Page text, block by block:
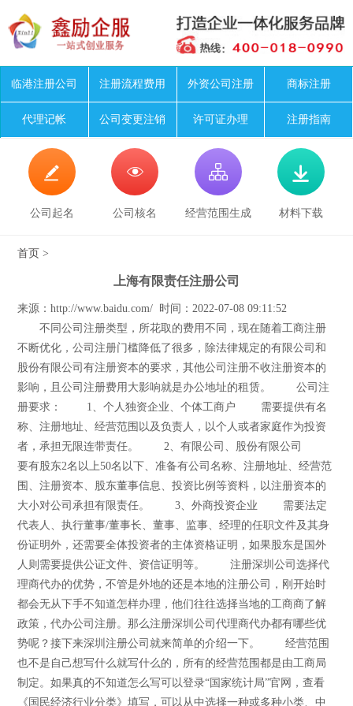
临港注册公司 注册流程费用 外资公司注册 商标注册
代理记帐 公司变更注销 许可证办理 注册指南

公司起名

公司核名

经营范围生成

材料下载
首页 >
上海有限责任注册公司
来源：http://www.baidu.com/ 时间：2022-07-08 09:11:52
不同公司注册类型，所花取的费用不同，现在随着工商注册
不断优化，公司注册门槛降低了很多，除法律规定的有限公司和
股份有限公司有注册资本的要求，其他公司注册不收注册资本的
影响，且公司注册费用大影响就是办公地址的租赁。 公司注
册要求： 1、个人独资企业、个体工商户 需要提供有名
称、注册地址、经营范围以及负责人，以个人或者家庭作为投资
者，承担无限连带责任。 2、有限公司、股份有限公司
要有股东2名以上50名以下、准备有公司名称、注册地址、经营范
围、注册资本、股东董事信息、投资比例等资料，以注册资本的
大小对公司承担有限责任。 3、外商投资企业 需要法定
代表人、执行董事/董事长、董事、监事、经理的任职文件及其身
份证明外，还需要全体投资者的主体资格证明，如果股东是国外
人则需要提供公证文件、资信证明等。 注册深圳公司选择代
理商代办的优势，不管是外地的还是本地的注册公司，刚开始时
都会无从下手不知道怎样办理，他们往往选择当地的工商商了解
政策，代办公司注册。那么注册深圳公司代理商代办都有哪些优
势呢？接下来深圳注册公司就来简单的介绍一下。 经营范围
也不是自己想写什么就写什么的，所有的经营范围都是由工商局
制定。如果真的不知道怎么写可以登录“国家统计局”官网，查看
《国民经济行业分类》填写，可以从中选择一种或多种小类、中